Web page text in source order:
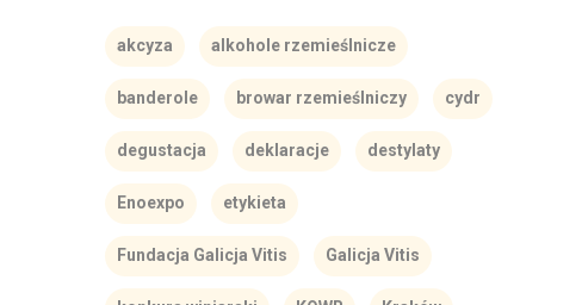
akcyza alkohole rzemieślnicze
banderole browar rzemieślniczy cydr
degustacja deklaracje destylaty
Enoexpo etykieta
Fundacja Galicja Vitis Galicja Vitis